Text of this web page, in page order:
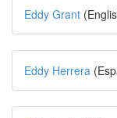
Eddy Grant
Eddy Herrera